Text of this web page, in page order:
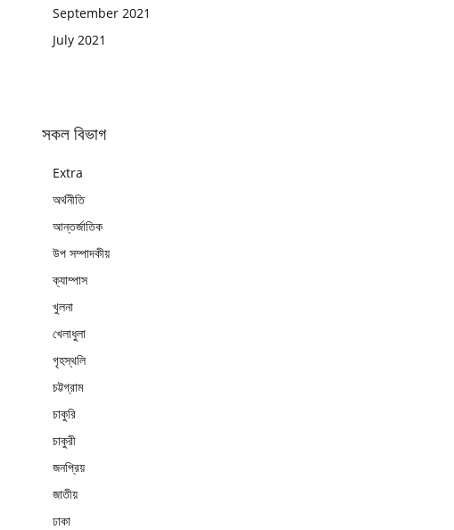
September 2021
July 2021
সকল বিভাগ
Extra
অর্থনীতি
আন্তর্জাতিক
উপ সম্পাদকীয়
ক্যাম্পাস
খুলনা
খেলাধুলা
গৃহস্থলি
চট্টগ্রাম
চাকুরি
চাকুরী
জনপ্রিয়
জাতীয়
ঢাকা